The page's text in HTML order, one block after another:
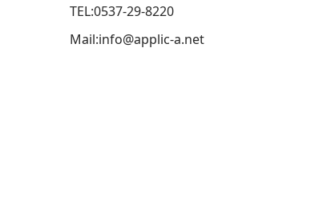
TEL:0537-29-8220
Mail:info@applic-a.net